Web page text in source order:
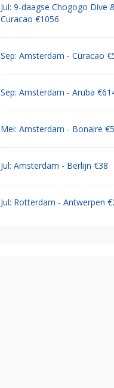
Jul: 9-daagse Chogogo Dive
Curacao €1056
Sep: Amsterdam - Curacao
Sep: Amsterdam - Aruba
Mei: Amsterdam - Bonaire
Jul: Amsterdam - Berlijn €38
Jul: Rotterdam - Antwerpen